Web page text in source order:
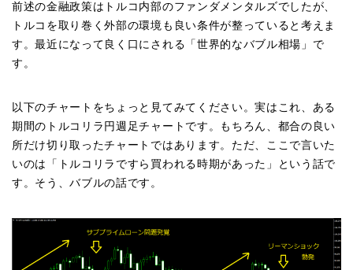
前述の金融政策はトルコ内部のファンダメンタルズでしたが、
トルコを取り巻く外部の環境も良い条件が整っていると考えま
す。最近になって良く口にされる「世界的なバブル相場」で
す。
以下のチャートをちょっと見てみてください。実はこれ、ある
期間のトルコリラ円週足チャートです。もちろん、都合の良い
所だけ切り取ったチャートではあります。ただ、ここで言いた
いのは「トルコリラですら買われる時期があった」という話で
す。そう、バブルの話です。